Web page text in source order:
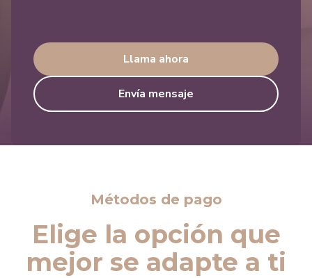
Llama ahora
Envía mensaje
Métodos de pago
Elige la opción que
mejor se adapte a ti